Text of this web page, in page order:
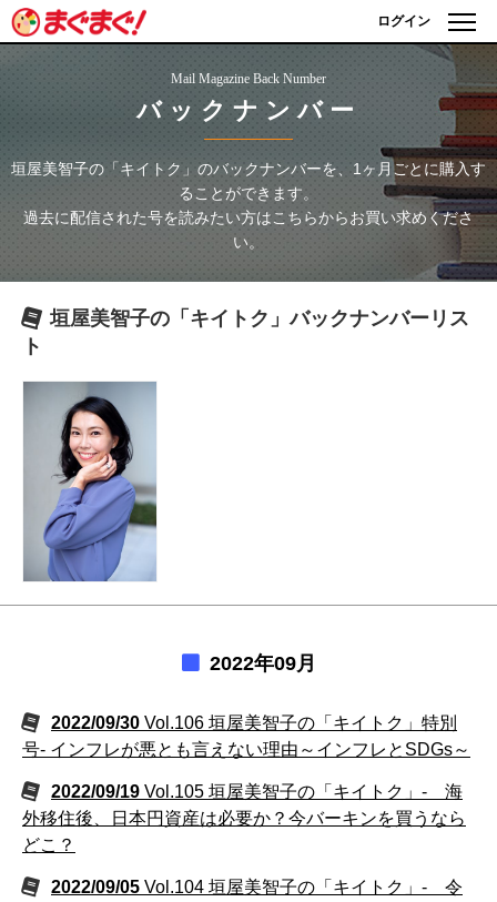
ログイン
Mail Magazine Back Number
バックナンバー
垣屋美智子の「キイトク」 のバックナンバーを、1ヶ月ごとに購入す
ることができます。
過去に配信された号を読みたい方はこちらからお買い求めくださ
い。
垣屋美智子の「キイトク」バックナンバーリス
ト
2022年09月
2022/09/30 Vol.106 垣屋美智子の「キイトク」特別
号- インフレが悪とも言えない理由～インフレとSDGs～
2022/09/19 Vol.105 垣屋美智子の「キイトク」- 海
外移住後、日本円資産は必要か？今バーキンを買うなら
どこ？
2022/09/05 Vol.104 垣屋美智子の「キイトク」- 令